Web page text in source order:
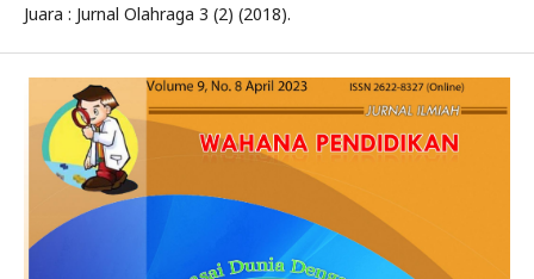
Juara : Jurnal Olahraga 3 (2) (2018).